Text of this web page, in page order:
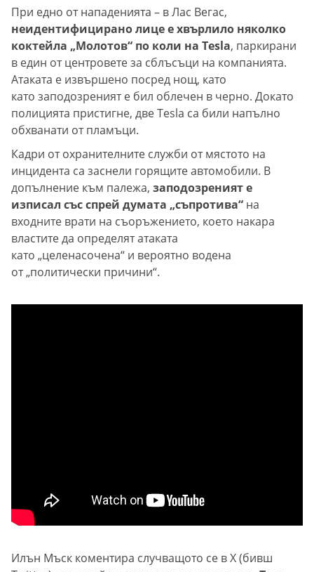
При едно от нападенията – в Лас Вегас,
неидентифицирано лице е хвърлило няколко
коктейла „Молотов“ по коли на Tesla, паркирани
в един от центровете за сблъсъци на компанията.
Атаката е извършено посред нощ, като
като заподозреният е бил облечен в черно. Докато
полицията пристигне, две Tesla са били напълно
обхванати от пламъци.
Кадри от охранителните служби от мястото на
инцидента са заснели горящите автомобили. В
допълнение към палежа, заподозреният е
изписал със спрей думата „съпротива“ на
входните врати на съоръжението, което накара
властите да определят атаката
като „целенасочена“ и вероятно водена
от „политически причини“.
Илън Мъск коментира случващото се в X (бивш